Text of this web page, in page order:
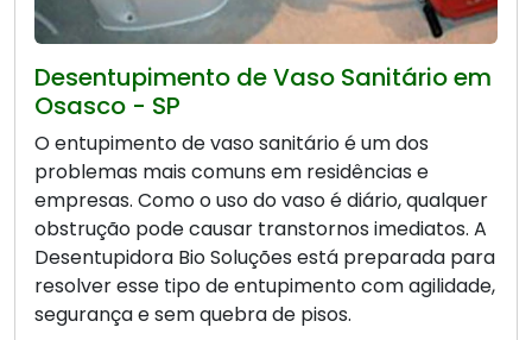
Desentupimento de Vaso Sanitário em
Osasco - SP
O entupimento de vaso sanitário é um dos
problemas mais comuns em residências e
empresas. Como o uso do vaso é diário, qualquer
obstrução pode causar transtornos imediatos. A
Desentupidora Bio Soluções está preparada para
resolver esse tipo de entupimento com agilidade,
segurança e sem quebra de pisos.